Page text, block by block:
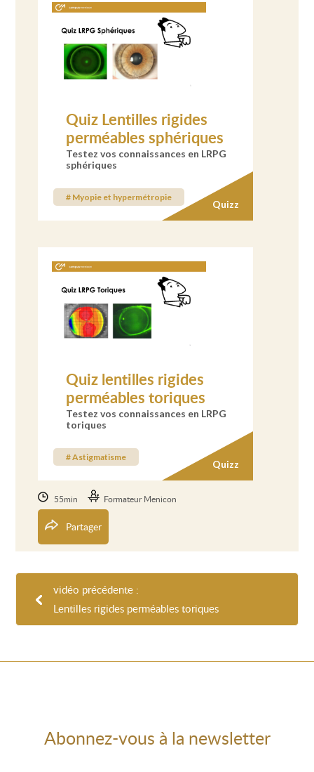
Quiz Lentilles rigides
perméables sphériques
Testez vos connaissances en LRPG
sphériques
Quizz
# Myopie et hypermétropie
Quiz lentilles rigides
perméables toriques
Testez vos connaissances en LRPG
toriques
Quizz
# Astigmatisme
55min Formateur Menicon
Partager
vidéo précédente :
Lentilles rigides perméables toriques
Abonnez-vous à la newsletter